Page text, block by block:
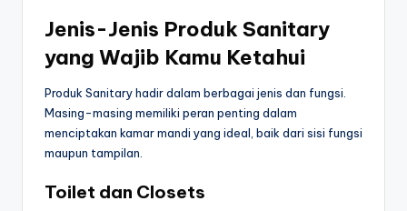
Jenis-Jenis Produk Sanitary
yang Wajib Kamu Ketahui
Produk Sanitary hadir dalam berbagai jenis dan fungsi.
Masing-masing memiliki peran penting dalam
menciptakan kamar mandi yang ideal, baik dari sisi fungsi
maupun tampilan.
Toilet dan Closets